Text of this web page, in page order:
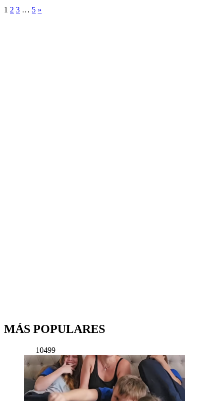
1 2 3 … 5 »
MÁS POPULARES
10499